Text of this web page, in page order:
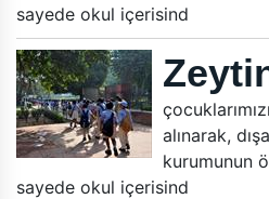
sayede okul içerisind
alınarak,
kurumunun
sayede okul içerisind